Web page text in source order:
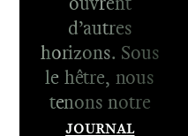
d’autres
horizons. Sous
le hêtre, nous
tenons notre
Journal